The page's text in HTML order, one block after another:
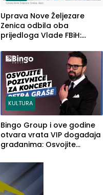
Uprava Nove Željezare
Zenica odbila oba
prijedloga Vlade FBiH:
rješenje
KULTURA
Bingo Group i ove godine
otvara vrata VIP događaja
građanima: Osvojite
Graše